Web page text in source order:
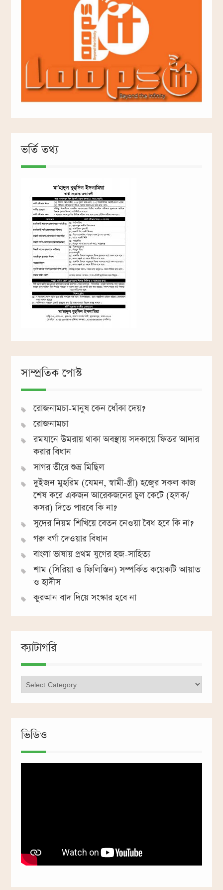
ভর্তি তথ্য
সাম্প্রতিক পোস্ট
রোজনামচা-মানুষ কেন ধোঁকা দেয়?
রোজনামচা
রমযানে উমরায় থাকা অবস্থায় সদকায়ে ফিতর আদার
করার বিধান
সাগর তীরে শুভ্র মিছিল
দুইজন মুহরিম (যেমন, স্বামী-স্ত্রী) হজ্বের সকল কাজ
শেষ করে একজন আরেকজনের চুল কেটে (হলক/
কসর) দিতে পারবে কি না?
সুদের নিয়ম শিখিয়ে বেতন নেওয়া বৈধ হবে কি না?
গরু বর্গা দেওয়ার বিধান
বাংলা ভাষায় প্রথম যুগের হজ-সাহিত্য
শাম (সিরিয়া ও ফিলিস্তিন) সম্পর্কিত কয়েকটি আয়াত
ও হাদীস
কুরআন বাদ দিয়ে সংস্কার হবে না
ক্যাটাগরি
ক্যাটাগরি
ভিডিও